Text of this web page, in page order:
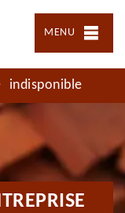
MENU
indisponible